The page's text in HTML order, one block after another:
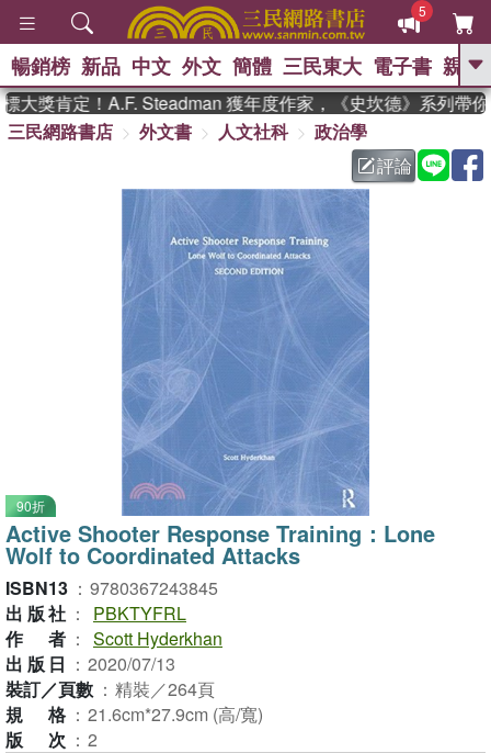
5
GO
熱搜： 東野圭吾 、 高希均教授回憶錄
父親節 、 如果歷
暑期推薦 、 國際布克
獎 臺灣漫遊錄
、 方念華
數學女孩：黎曼猜想
偉大的迷走神經
暢銷榜 新品 中文 外文 簡體 三民東大 電子書 親子
獎肯定！A.F. Steadman 獲年度作家，《史坎德》系列帶你
三民網路書店
外文書 人文社科
政治學
評論
90折
Active Shooter Response Training：Lone
Wolf to Coordinated Attacks
ISBN13 ： 9780367243845
出版社 ：
PBKTYFRL
作者 ： Scott Hyderkhan
出版日 ： 2020/07/13
裝訂／頁數 ： 精裝／264頁
規格 ： 21.6cm*27.9cm (高/寬)
版次 ： 2